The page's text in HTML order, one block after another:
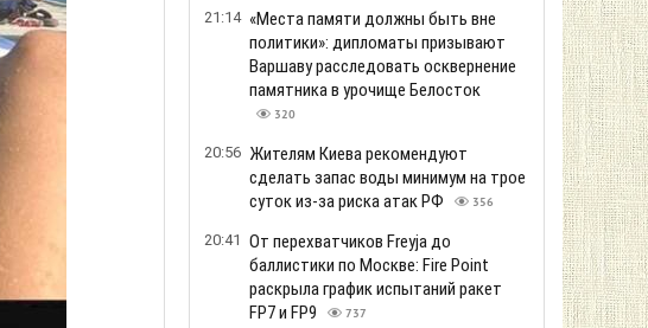
21:14 «Места памяти должны быть вне
политики»: дипломаты призывают
Варшаву расследовать осквернение
памятника в урочище Белосток
320
20:56 Жителям Киева рекомендуют
сделать запас воды минимум на трое
суток из-за риска атак РФ
356
20:41 От перехватчиков Freyja до
баллистики по Москве: Fire Point
раскрыла график испытаний ракет
FP7 и FP9
737